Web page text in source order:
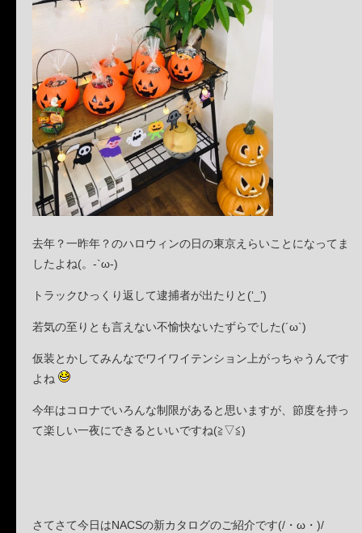
去年？一昨年？のハロウィンの日の東京えらいことになってま
したよね(。-`ω-)
トラックひっくり返して逮捕者が出たりと(‘_’)
若気の至りとも言えない不愉快ないたずらでした(´ω`)
仮装とかしてみんなでワイワイテンション上がっちゃうんです
よね
今年はコロナでいろんな制限があると思いますが、節度を持っ
て楽しい一夜にできるといいですね(≧▽≦)
さてさて今日はNACSの新カタログのご紹介です(/・ω・)/